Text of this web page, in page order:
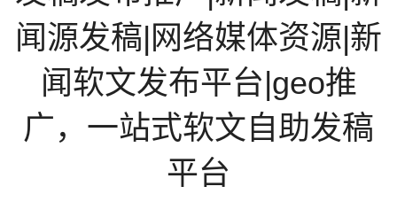
闻源发稿|网络媒体资源|新
闻软文发布平台|geo推
广，一站式软文自助发稿
平台